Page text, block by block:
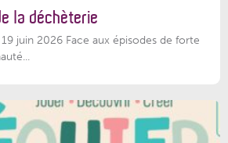
la déchèterie
juin 2026 Face aux épisodes de forte